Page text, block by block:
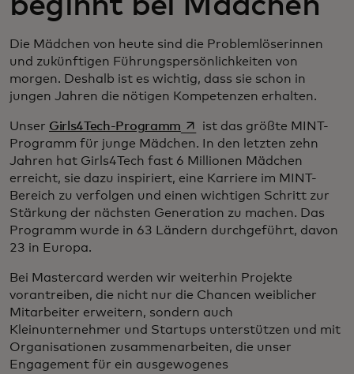
Die Mädchen von heute sind die Problemlöserinnen
und zukünftigen Führungspersönlichkeiten von
morgen. Deshalb ist es wichtig, dass sie schon in
jungen Jahren die nötigen Kompetenzen erhalten.
Unser Girls4Tech-Programmwird in einer neuen
ist das größte MINT-
Programm für junge Mädchen. In den letzten zehn
Jahren hat Girls4Tech fast 6 Millionen Mädchen
erreicht, sie dazu inspiriert, eine Karriere im MINT-
Bereich zu verfolgen und einen wichtigen Schritt zur
Stärkung der nächsten Generation zu machen. Das
Programm wurde in 63 Ländern durchgeführt, davon
23 in Europa.
Bei Mastercard werden wir weiterhin Projekte
vorantreiben, die nicht nur die Chancen weiblicher
Mitarbeiter erweitern, sondern auch
Kleinunternehmer und Startups unterstützen und mit
Organisationen zusammenarbeiten, die unser
Engagement für ein ausgewogenes